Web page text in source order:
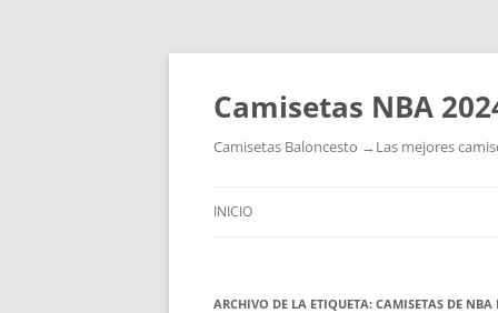
Camisetas NBA
Camisetas Baloncesto →Las mejores
INICIO
ARCHIVO DE LA ETIQUETA: CAMISETAS DE NBA